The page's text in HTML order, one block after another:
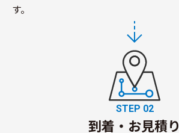
す。
STEP 02
到着・お見積り